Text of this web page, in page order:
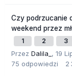
Czy podrzucanie
weekend przez
1 2 3
Przez Dalila_ , 19
75 odpowiedzi 2